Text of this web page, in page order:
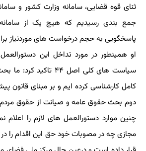
ثنای قوه قضایی، سامانه وزارت کشور و
جمع بندی رسیدیم که هیچ یک از
پاسخگویی به حجم درخواست های موردنیاز
او همینطور در مورد تداخل این
سیاست های کلی اصل ۴۴
کامل کارشناسی کرده ایم و بر مبنای قانون
دوم بحث حقوق عامه و صیانت از حقوق
چنین موارد دستورالعمل های لازم را اعلام
مجازی چه در مصوبات خود حق این اقدام را در